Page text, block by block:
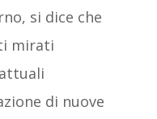
si dice che
mirati
di nuove